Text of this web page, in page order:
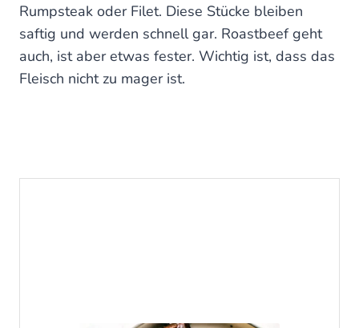
Rumpsteak oder Filet. Diese Stücke bleiben
saftig und werden schnell gar. Roastbeef geht
auch, ist aber etwas fester. Wichtig ist, dass das
Fleisch nicht zu mager ist.